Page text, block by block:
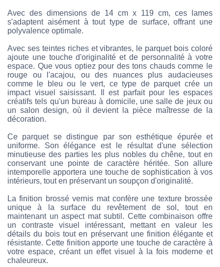
Avec des dimensions de 14 cm x 119 cm, ces lames
s'adaptent aisément à tout type de surface, offrant une
polyvalence optimale.
Avec ses teintes riches et vibrantes, le parquet bois coloré
ajoute une touche d'originalité et de personnalité à votre
espace. Que vous optiez pour des tons chauds comme le
rouge ou l'acajou, ou des nuances plus audacieuses
comme le bleu ou le vert, ce type de parquet crée un
impact visuel saisissant. Il est parfait pour les espaces
créatifs tels qu'un bureau à domicile, une salle de jeux ou
un salon design, où il devient la pièce maîtresse de la
décoration.
Ce parquet se distingue par son esthétique épurée et
uniforme. Son élégance est le résultat d'une sélection
minutieuse des parties les plus nobles du chêne, tout en
conservant une pointe de caractère héritée. Son allure
intemporelle apportera une touche de sophistication à vos
intérieurs, tout en préservant un soupçon d'originalité.
La finition brossé vernis mat confère une texture brossée
unique à la surface du revêtement de sol, tout en
maintenant un aspect mat subtil. Cette combinaison offre
un contraste visuel intéressant, mettant en valeur les
détails du bois tout en préservant une finition élégante et
résistante. Cette finition apporte une touche de caractère à
votre espace, créant un effet visuel à la fois moderne et
chaleureux.